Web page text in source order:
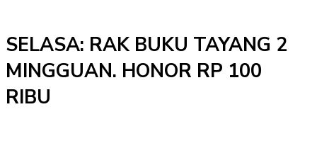
SELASA: RAK BUKU TAYANG 2
MINGGUAN. HONOR RP 100
RIBU